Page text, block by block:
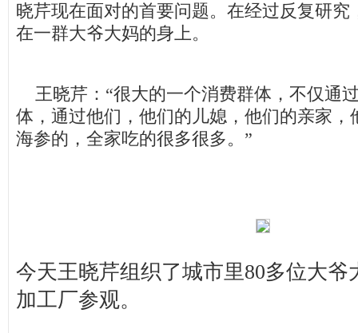
晓芹现在面对的首要问题。在经过反复研究
在一群大爷大妈的身上。
王晓芹：“很大的一个消费群体，不仅通
体，通过他们，他们的儿媳，他们的亲家，
海参的，全家吃的很多很多。”
今天王晓芹组织了城市里80多位大爷
加工厂参观。